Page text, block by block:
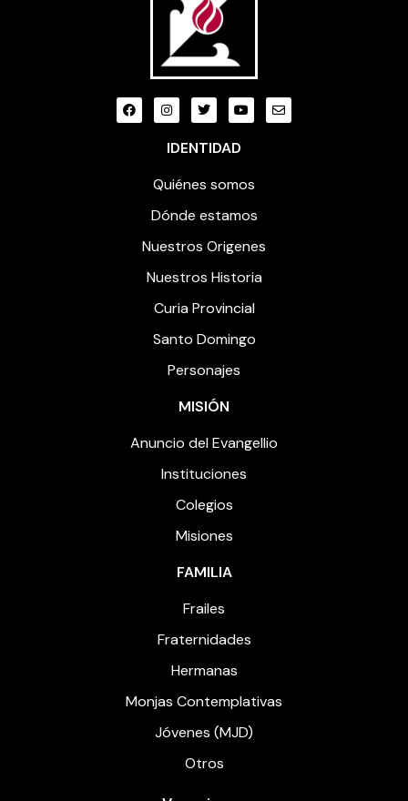
IDENTIDAD
Quiénes somos
Dónde estamos
Nuestros Origenes
Nuestros Historia
Curia Provincial
Santo Domingo
Personajes
MISIÓN
Anuncio del Evangellio
Instituciones
Colegios
Misiones
FAMILIA
Frailes
Fraternidades
Hermanas
Monjas Contemplativas
Jóvenes (MJD)
Otros